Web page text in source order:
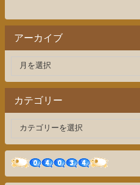
アーカイブ
カテゴリー